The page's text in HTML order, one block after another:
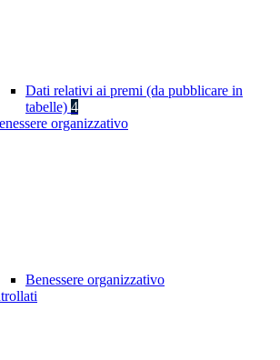
Dati relativi ai premi (da pubblicare in
tabelle) 4
organizzativo
Benessere organizzativo